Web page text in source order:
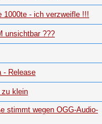
1000te - ich verzweifle !!!
unsichtbar ???
- Release
zu klein
stimmt wegen OGG-Audio-